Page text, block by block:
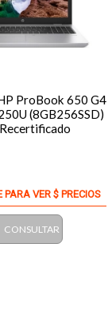
ProBook 650 G4
(8GB256SSD)
PARA VER $ PRECIOS
CONSULTAR